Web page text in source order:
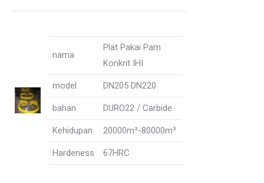
nama
Plat Pakai Pam
Konkrit IHI
model DN205 DN220
bahan DURO22 / Carbide
Kehidupan 20000m³-80000m³
Hardeness 67HRC